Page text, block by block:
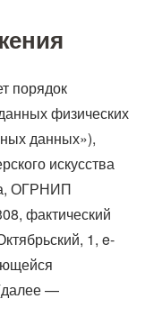
порядок
физических
данных»),
искусства
ОГРНИП
фактический
1, e-
—